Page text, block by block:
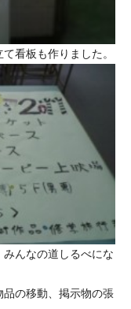
看板も作りました。
んなの道しるべにな
の移動、掲示物の張